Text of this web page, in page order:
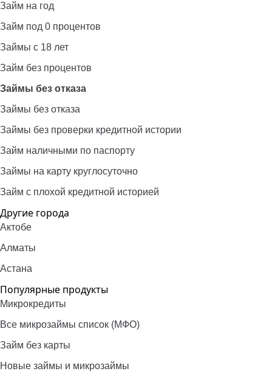
Займ на год
Займ под 0 процентов
Займы с 18 лет
Займ без процентов
Займы без отказа
Займы без отказа
Займы без проверки кредитной истории
Займ наличными по паспорту
Займы на карту круглосуточно
Займ с плохой кредитной историей
Другие города
Актобе
Алматы
Астана
Популярные продукты
Микрокредиты
Все микрозаймы список (МФО)
Займ без карты
Новые займы и микрозаймы